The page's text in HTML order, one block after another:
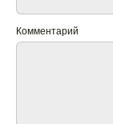
Комментарий